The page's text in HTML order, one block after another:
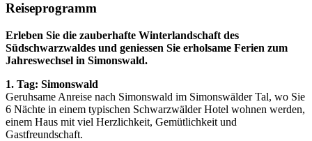
Reiseprogramm
Erleben Sie die zauberhafte Winterlandschaft des
Südschwarzwaldes und geniessen Sie erholsame Ferien zum
Jahreswechsel in Simonswald.
1. Tag: Simonswald
Geruhsame Anreise nach Simonswald im Simonswälder Tal, wo Sie
6 Nächte in einem typischen Schwarzwälder Hotel wohnen werden,
einem Haus mit viel Herzlichkeit, Gemütlichkeit und
Gastfreundschaft.